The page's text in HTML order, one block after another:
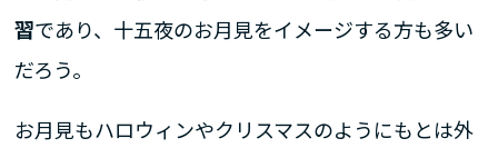
習であり、十五夜のお月見をイメージする方も多い
だろう。
お月見もハロウィンやクリスマスのようにもとは外